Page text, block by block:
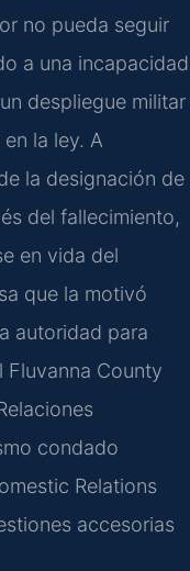
no pueda seguir
a una incapacidad
despliegue militar
la ley. A
la designación de
del fallecimiento,
en vida del
que la motivó
autoridad para
Fluvanna County
condado
Relations
accesorias